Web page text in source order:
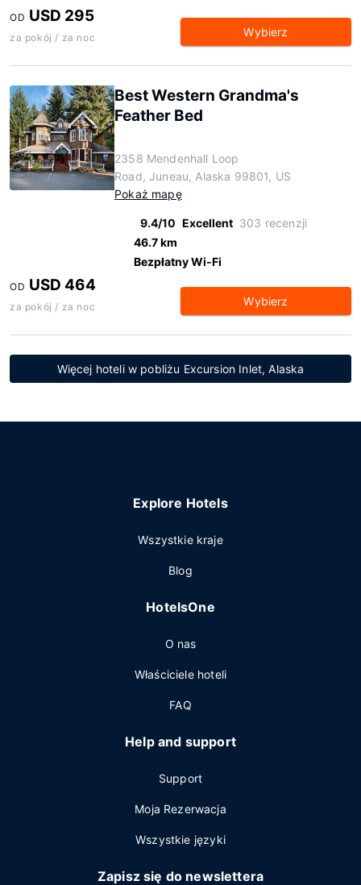
OD USD 295
za pokój / za noc Wybierz
Best Western Grandma's
Feather Bed
2358 Mendenhall Loop
Road, Juneau, Alaska 99801, US
Pokaż mapę
9.4/10 Excellent 303 recenzji
46.7 km
Bezpłatny Wi-Fi
OD USD 464
za pokój / za noc Wybierz
Więcej hoteli w pobliżu Excursion Inlet, Alaska
Explore Hotels
Wszystkie kraje
Blog
HotelsOne
O nas
Właściciele hoteli
FAQ
Help and support
Support
Moja Rezerwacja
Wszystkie języki
Zapisz się do newslettera